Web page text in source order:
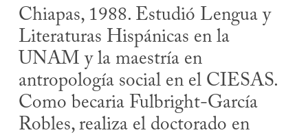
Chiapas, 1988. Estudió Lengua y
Literaturas Hispánicas en la
UNAM y la maestría en
antropología social en el CIESAS.
Como becaria Fulbright-García
Robles, realiza el doctorado en